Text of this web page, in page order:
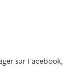
sur